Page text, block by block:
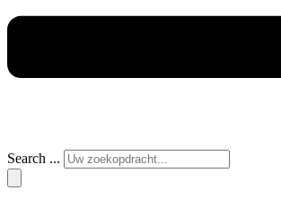
Search ...